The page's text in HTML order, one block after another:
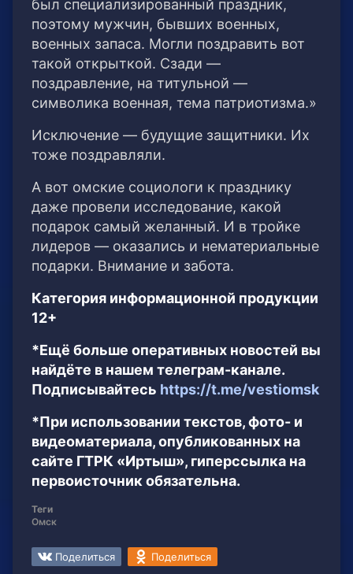
был специализированный праздник,
поэтому мужчин, бывших военных,
военных запаса. Могли поздравить вот
такой открыткой. Сзади —
поздравление, на титульной —
символика военная, тема патриотизма.»
Исключение — будущие защитники. Их
тоже поздравляли.
А вот омские социологи к празднику
даже провели исследование, какой
подарок самый желанный. И в тройке
лидеров — оказались и нематериальные
подарки. Внимание и забота.
Категория информационной продукции
12+
*Ещё больше оперативных новостей вы
найдёте в нашем телеграм-канале.
Подписывайтесь https://t.me/vestiomsk
*При использовании текстов, фото- и
видеоматериала, опубликованных на
сайте ГТРК «Иртыш», гиперссылка на
первоисточник обязательна.
Теги
Омск
Поделиться Поделиться